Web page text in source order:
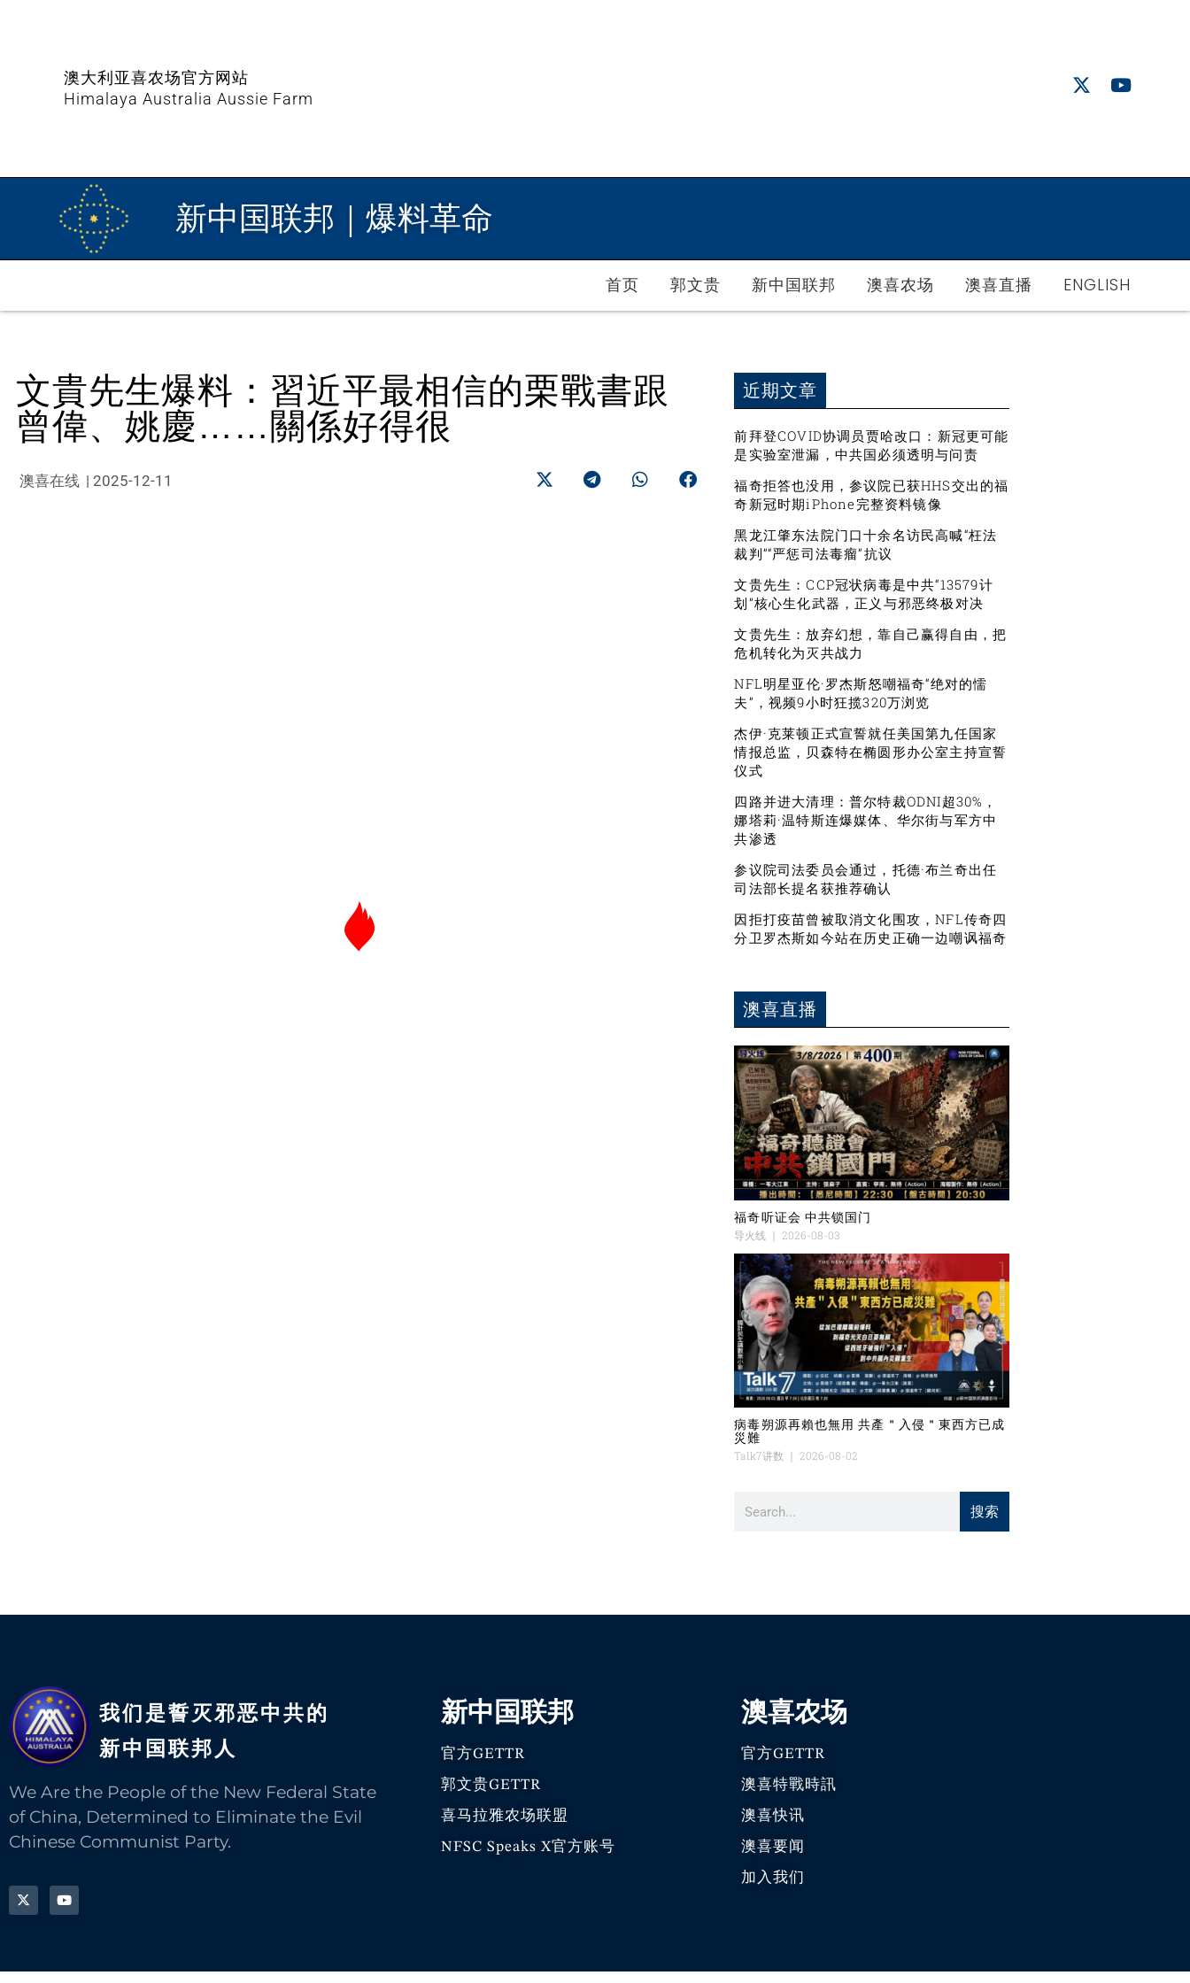
澳大利亚喜农场官方网站
Himalaya Australia Aussie Farm
新中国联邦｜爆料革命
首页 郭文贵 新中国联邦 澳喜农场 澳喜直播 ENGLISH
文貴先生爆料：習近平最相信的栗戰書跟
曾偉、姚慶……關係好得很
澳喜在线 | 2025-12-11
近期文章
前拜登COVID协调员贾哈改口：新冠更可能
是实验室泄漏，中共国必须透明与问责
福奇拒答也没用，参议院已获HHS交出的福
奇新冠时期iPhone完整资料镜像
黑龙江肇东法院门口十余名访民高喊“枉法
裁判”“严惩司法毒瘤”抗议
文贵先生：CCP冠状病毒是中共“13579计
划”核心生化武器，正义与邪恶终极对决
文贵先生：放弃幻想，靠自己赢得自由，把
危机转化为灭共战力
NFL明星亚伦·罗杰斯怒嘲福奇“绝对的懦
夫”，视频9小时狂揽320万浏览
杰伊·克莱顿正式宣誓就任美国第九任国家
情报总监，贝森特在椭圆形办公室主持宣誓
仪式
四路并进大清理：普尔特裁ODNI超30%，
娜塔莉·温特斯连爆媒体、华尔街与军方中
共渗透
参议院司法委员会通过，托德·布兰奇出任
司法部长提名获推荐确认
因拒打疫苗曾被取消文化围攻，NFL传奇四
分卫罗杰斯如今站在历史正确一边嘲讽福奇
澳喜直播
福奇听证会 中共锁国门
导火线
2026-08-03
病毒朔源再賴也無用 共產＂入侵＂東西方已成
災難
Talk7讲数
2026-08-02
搜索
我们是誓灭邪恶中共的
新中国联邦人​
We Are the People of the New Federal State
of China, Determined to Eliminate the Evil
Chinese Communist Party.
新中国联邦
官方GETTR
郭文贵GETTR
喜马拉雅农场联盟
NFSC Speaks X官方账号
澳喜农场
官方GETTR
澳喜特戰時訊
澳喜快讯
澳喜要闻
加入我们